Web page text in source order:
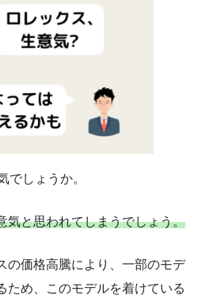
でしょうか。
気と思われてしまうでしょう。
の価格高騰により、一部のモデ
ため、このモデルを着けている